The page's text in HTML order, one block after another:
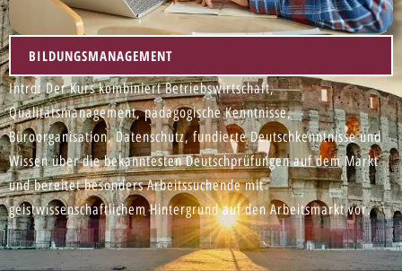
BILDUNGSMANAGEMENT
Intro: Der Kurs kombiniert Betriebswirtschaft,
Qualitätsmanagement, pädagogische Kenntnisse,
Büroorganisation, Datenschutz, fundierte Deutschkenntnisse und
Wissen über die bekanntesten Deutschprüfungen auf dem Markt
und bereitet besonders Arbeitssuchende mit
geistwissenschaftlichem Hintergrund auf den Arbeitsmarkt vor.